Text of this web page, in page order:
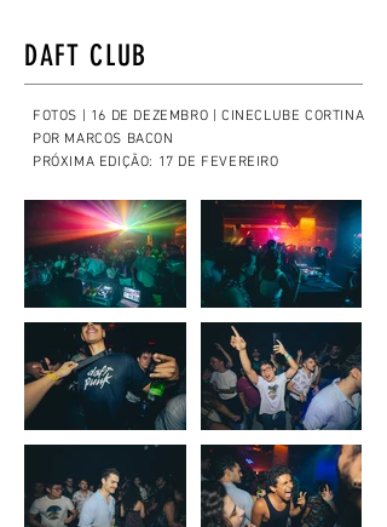
DAFT CLUB
FOTOS | 16 DE DEZEMBRO | CINECLUBE CORTINA
POR MARCOS BACON
PRÓXIMA EDIÇÃO: 17 DE FEVEREIRO